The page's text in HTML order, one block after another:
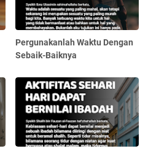
Pergunakanlah Waktu Dengan
Sebaik-Baiknya